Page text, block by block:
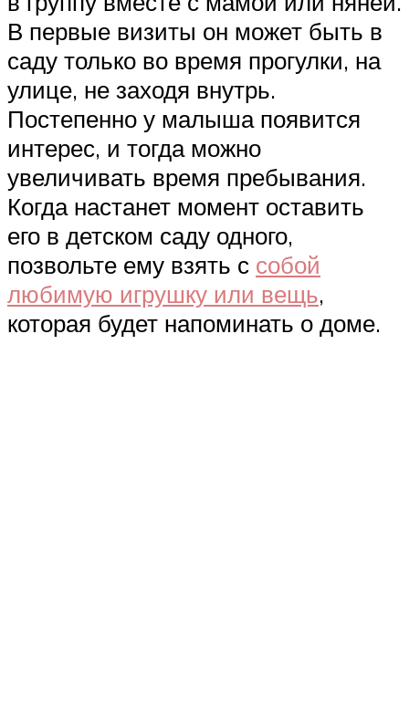
В первые визиты он может быть в
саду только во время прогулки, на
улице, не заходя внутрь.
Постепенно у малыша появится
интерес, и тогда можно
увеличивать время пребывания.
Когда настанет момент оставить
его в детском саду одного,
позвольте ему взять с собой
любимую игрушку или вещь,
которая будет напоминать о доме.